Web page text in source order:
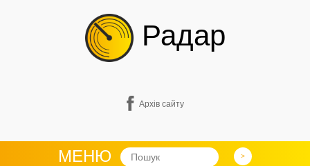
Радар
Архів сайту
МЕНЮ